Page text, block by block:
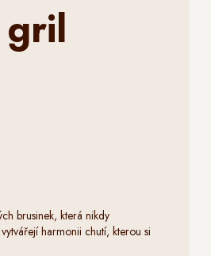
brusinek, která nikdy
harmonii chutí, kterou si